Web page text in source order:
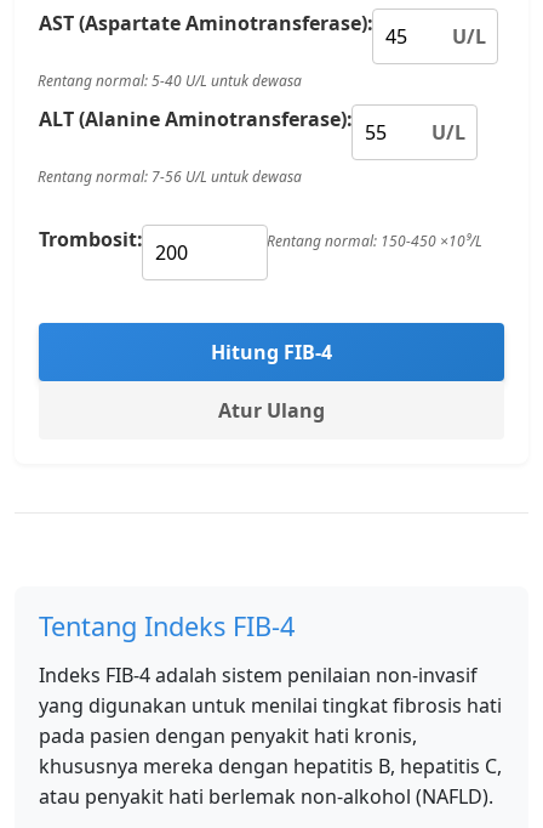
AST (Aspartate Aminotransferase): U/L
Rentang normal: 5-40 U/L untuk dewasa
ALT (Alanine Aminotransferase): U/L
Rentang normal: 7-56 U/L untuk dewasa
Trombosit: Rentang normal: 150-450 ×10⁹/L
Hitung FIB-4
Atur Ulang
Tentang Indeks FIB-4
Indeks FIB-4 adalah sistem penilaian non-invasif
yang digunakan untuk menilai tingkat fibrosis hati
pada pasien dengan penyakit hati kronis,
khususnya mereka dengan hepatitis B, hepatitis C,
atau penyakit hati berlemak non-alkohol (NAFLD).